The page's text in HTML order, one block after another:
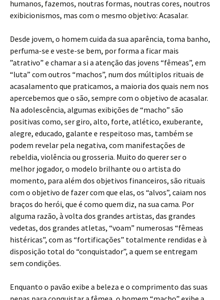
humanos, fazemos, noutras formas, noutras cores, noutros
exibicionismos, mas com o mesmo objetivo: Acasalar.
Desde jovem, o homem cuida da sua aparência, toma banho,
perfuma-se e veste-se bem, por forma a ficar mais
”atrativo” e chamar a si a atenção das jovens “fêmeas”, em
“luta” com outros “machos”, num dos múltiplos rituais de
acasalamento que praticamos, a maioria dos quais nem nos
apercebemos que o são, sempre com o objetivo de acasalar.
Na adolescência, algumas exibições de “macho” são
positivas como, ser giro, alto, forte, atlético, exuberante,
alegre, educado, galante e respeitoso mas, também se
podem revelar pela negativa, com manifestações de
rebeldia, violência ou grosseria. Muito do querer ser o
melhor jogador, o modelo brilhante ou o artista do
momento, para além dos objetivos financeiros, são rituais
com o objetivo de fazer com que elas, os “alvos”, caiam nos
braços do herói, que é como quem diz, na sua cama. Por
alguma razão, à volta dos grandes artistas, das grandes
vedetas, dos grandes atletas, “voam” numerosas “fêmeas
histéricas”, com as “fortificações” totalmente rendidas e à
disposição total do “conquistador”, a quem se entregam
sem condições.
Enquanto o pavão exibe a beleza e o comprimento das suas